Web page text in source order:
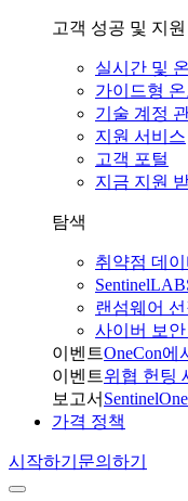
고객 성공 및 지원
실시간 및
가이드형
기술 계정
지원 서비스
고객 포털
지금 지원 받
탐색
취약점 데
랜섬웨어 선
사이버 보안
이벤트OneCon에
이벤트위협 헌팅
보고서
가격 정책
시작하기 문의하기